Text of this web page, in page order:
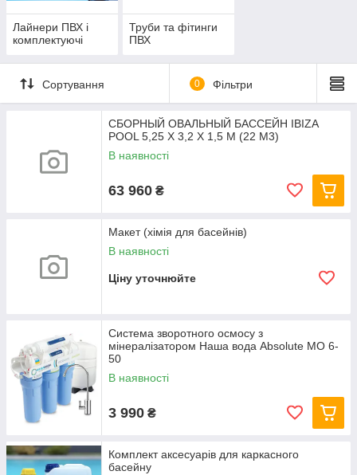
Лайнери ПВХ і
комплектуючі
Труби та фітинги
ПВХ
Сортування 0 Фільтри
СБОРНЫЙ ОВАЛЬНЫЙ БАССЕЙН IBIZA
POOL 5,25 Х 3,2 Х 1,5 М (22 М3)
В наявності
63 960 ₴
Макет (хімія для басейнів)
В наявності
Ціну уточнюйте
Система зворотного осмосу з
мінералізатором Наша вода Absolute МО 6-
50
В наявності
3 990 ₴
Комплект аксесуарів для каркасного
басейну